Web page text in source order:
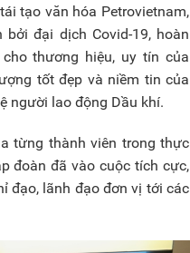
tạo văn hóa Petrovietnam,
đại dịch Covid-19, hoàn
thương hiệu, uy tín của
tốt đẹp và niềm tin của
người lao động Dầu khí.
từng thành viên trong thực
đoàn đã vào cuộc tích cực,
đạo, lãnh đạo đơn vị tới các